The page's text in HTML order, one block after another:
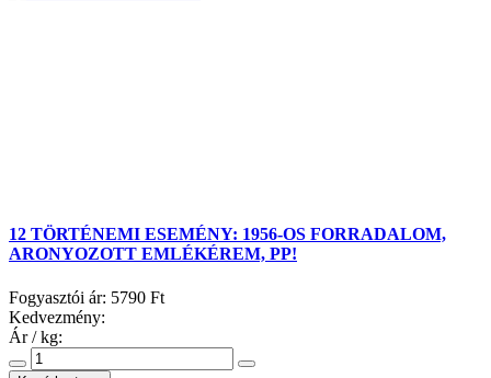
12 TÖRTÉNEMI ESEMÉNY: 1956-OS FORRADALOM,
ARONYOZOTT EMLÉKÉREM, PP!
Fogyasztói ár: 5790 Ft
Kedvezmény:
Ár / kg: